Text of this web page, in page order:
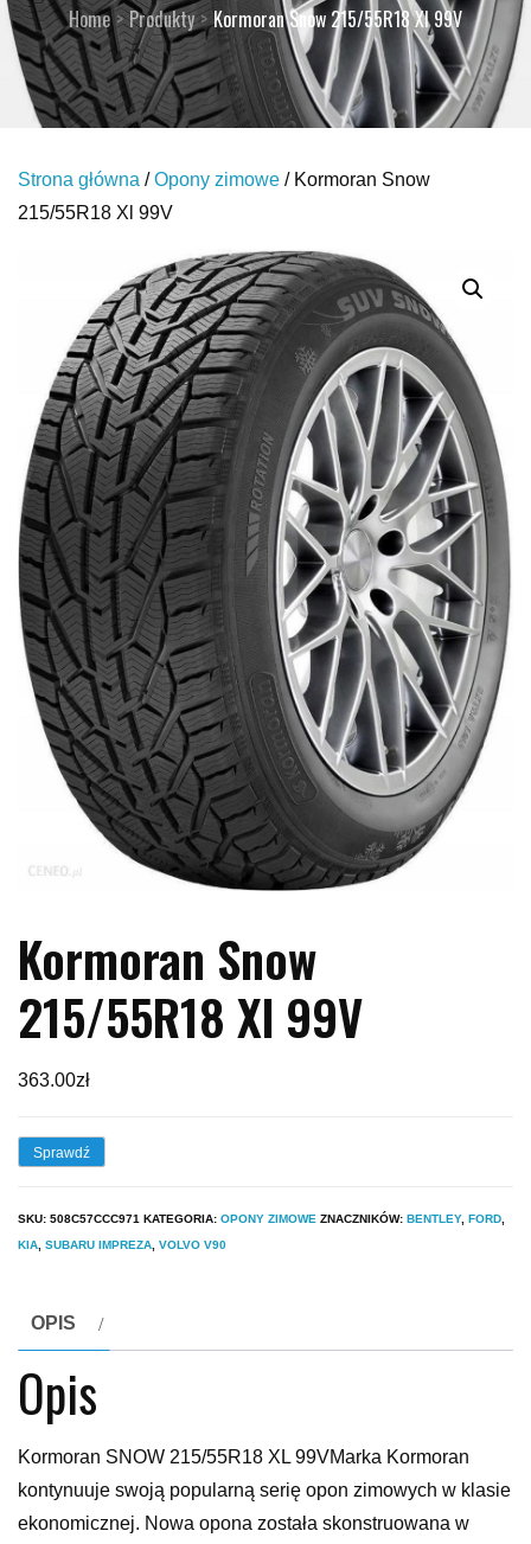
Home Produkty Kormoran Snow 215/55R18 Xl 99V
Strona główna /Opony zimowe / Kormoran Snow
215/55R18 Xl 99V
Kormoran Snow
215/55R18 Xl 99V
363.00zł
Sprawdź
SKU: 508C57CCC971 KATEGORIA: OPONY ZIMOWE ZNACZNIKÓW: BENTLEY, FORD
KIA SUBARU IMPREZA VOLVO V90
OPIS
Opis
Kormoran SNOW 215/55R18 XL 99VMarka Kormoran
kontynuuje swoją popularną serię opon zimowych w klasie
ekonomicznej. Nowa opona została skonstruowana w